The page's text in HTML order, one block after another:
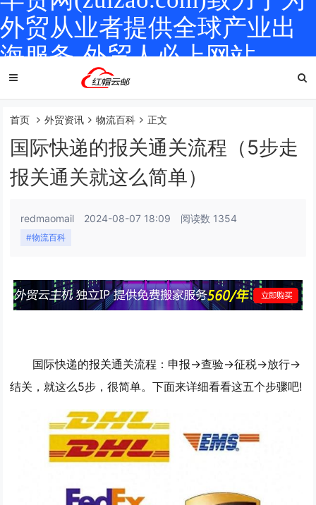
外贸从业者提供全球产业出
海服务-外贸人必上网站
首页 外贸资讯 物流百科 正文
国际快递的报关通关流程（5步走
报关通关就这么简单）
redmaomail 2024-08-07 18:09 阅读数 1354
#物流百科
国际快递的报关通关流程：申报→查验→征税→放行→
结关，就这么5步，很简单。下面来详细看看这五个步骤吧!